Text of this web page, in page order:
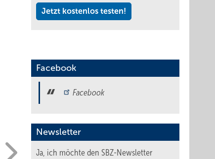
Jetzt kostenlos testen!
Facebook
Facebook
Newsletter
Ja, ich möchte den SBZ-Newsletter